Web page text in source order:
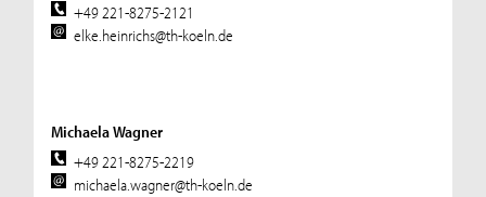
+49 221-8275-2121
elke.heinrichs@th-koeln.de
Michaela Wagner
+49 221-8275-2219
michaela.wagner@th-koeln.de